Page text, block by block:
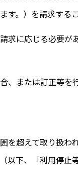
。）を請求する
求に応じる必要
、または訂正等
を超えて取り扱
以下、「利用停